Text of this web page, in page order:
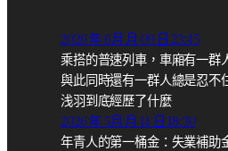
2026 年 6月 月 09 日 23:45
乘搭的普速列車，車廂有一群
與此同時還有一群人總是忍
浅羽到底經歷了什麼
2026 年 5月 月 14 日 18:30
年青人的第一桶金：失業補助